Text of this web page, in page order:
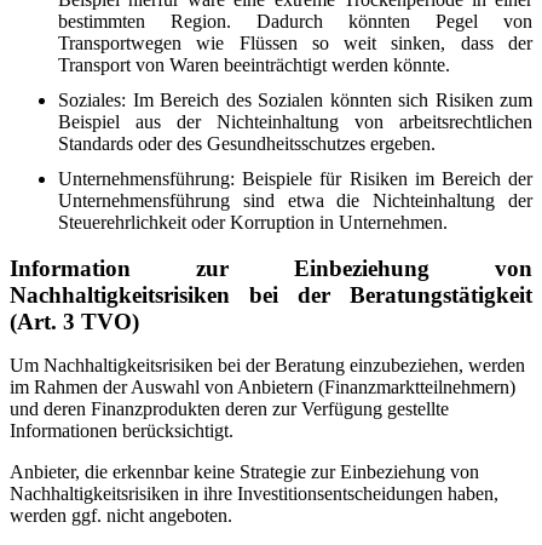
bestimmten Region. Dadurch könnten Pegel von
Transportwegen wie Flüssen so weit sinken, dass der
Transport von Waren beeinträchtigt werden könnte.
Soziales: Im Bereich des Sozialen könnten sich Risiken zum
Beispiel aus der Nichteinhaltung von arbeitsrechtlichen
Standards oder des Gesundheitsschutzes ergeben.
Unternehmensführung: Beispiele für Risiken im Bereich der
Unternehmensführung sind etwa die Nichteinhaltung der
Steuerehrlichkeit oder Korruption in Unternehmen.
Information zur Einbeziehung von
Nachhaltigkeitsrisiken bei der Beratungstätigkeit
(Art. 3 TVO)
Um Nachhaltigkeitsrisiken bei der Beratung einzubeziehen, werden
im Rahmen der Auswahl von Anbietern (Finanzmarktteilnehmern)
und deren Finanzprodukten deren zur Verfügung gestellte
Informationen berücksichtigt.
Anbieter, die erkennbar keine Strategie zur Einbeziehung von
Nachhaltigkeitsrisiken in ihre Investitionsentscheidungen haben,
werden ggf. nicht angeboten.